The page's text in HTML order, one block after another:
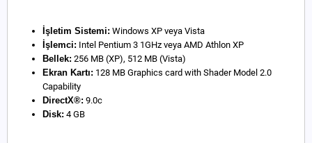
İşletim Sistemi: Windows XP veya Vista
İşlemci: Intel Pentium 3 1GHz veya AMD Athlon XP
Bellek: 256 MB (XP), 512 MB (Vista)
Ekran Kartı: 128 MB Graphics card with Shader Model 2.0
Capability
DirectX®: 9.0c
Disk: 4 GB